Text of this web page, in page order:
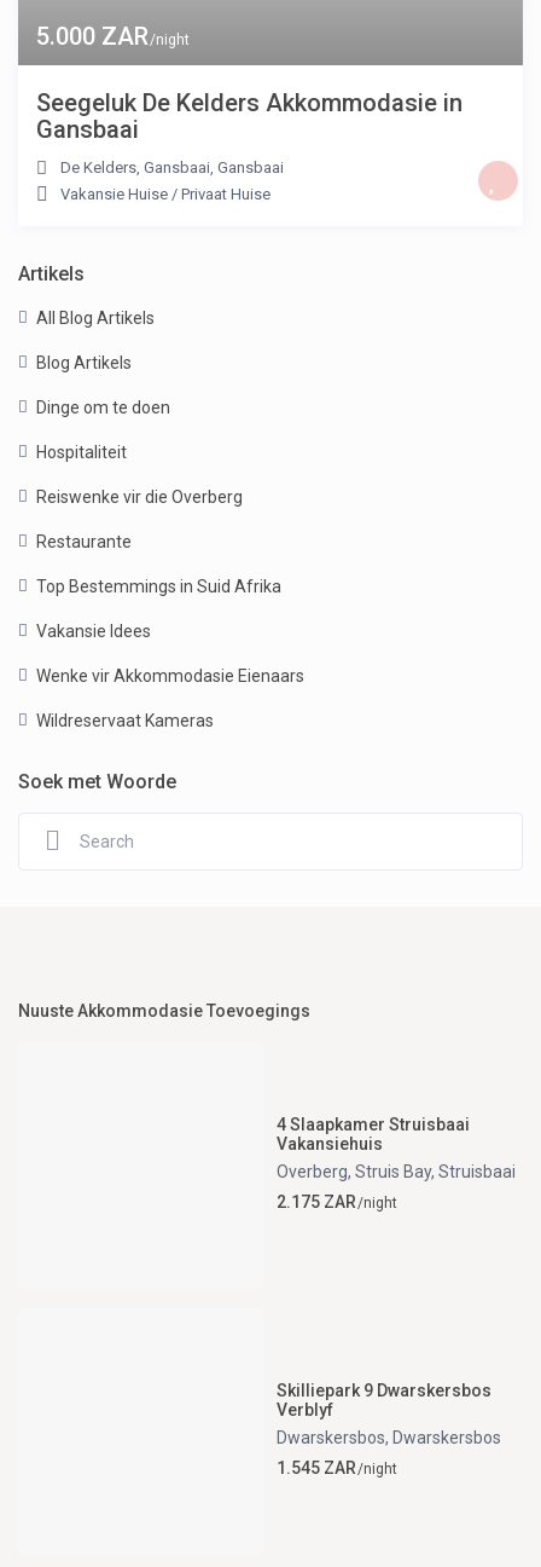
5.000 ZAR/night
Seegeluk De Kelders Akkommodasie in
Gansbaai
De Kelders, Gansbaai,Gansbaai
Vakansie Huise /Privaat Huise
Artikels
All Blog Artikels
Blog Artikels
Dinge om te doen
Hospitaliteit
Reiswenke vir die Overberg
Restaurante
Top Bestemmings in Suid Afrika
Vakansie Idees
Wenke vir Akkommodasie Eienaars
Wildreservaat Kameras
Soek met Woorde
Nuuste Akkommodasie Toevoegings
4 Slaapkamer Struisbaai
Vakansiehuis
Overberg, Struis Bay,Struisbaai
2.175 ZAR/night
Skilliepark 9 Dwarskersbos
Verblyf
Dwarskersbos, Dwarskersbos
1.545 ZAR/night